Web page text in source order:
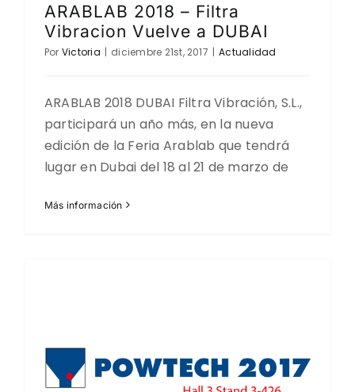
SERVICIOS
CONTACTO
DESCARGAS
ARABLAB 2018 – Filtra
Vibracion Vuelve a DUBAI
Por Victoria | diciembre 21st, 2017 | Actualidad
ARABLAB 2018 DUBAI Filtra Vibración, S.L.,
participará un año más, en la nueva
edición de la Feria Arablab que tendrá
lugar en Dubai del 18 al 21 de marzo de
Más información